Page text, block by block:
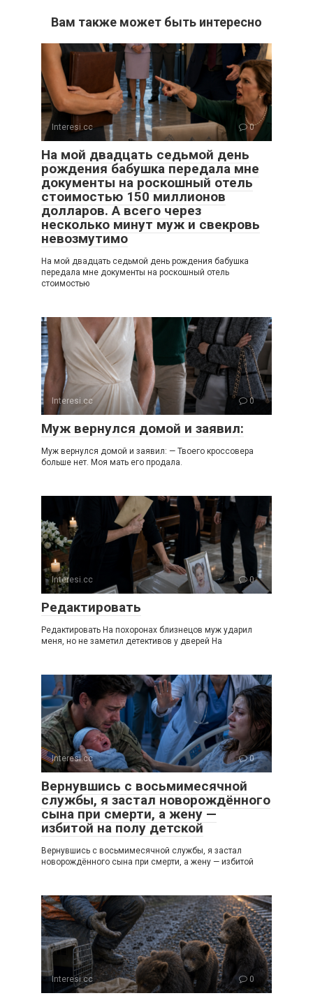
Вам также может быть интересно
Interesi.cc 0
На мой двадцать седьмой день
рождения бабушка передала мне
документы на роскошный отель
стоимостью 150 миллионов
долларов. А всего через
несколько минут муж и свекровь
невозмутимо
На мой двадцать седьмой день рождения бабушка
передала мне документы на роскошный отель
стоимостью
Interesi.cc 0
Муж вернулся домой и заявил:
Муж вернулся домой и заявил: — Твоего кроссовера
больше нет. Моя мать его продала.
Interesi.cc 0
Редактировать
Редактировать На похоронах близнецов муж ударил
меня, но не заметил детективов у дверей На
Interesi.cc 0
Вернувшись с восьмимесячной
службы, я застал новорождённого
сына при смерти, а жену —
избитой на полу детской
Вернувшись с восьмимесячной службы, я застал
новорождённого сына при смерти, а жену — избитой
Interesi.cc 0